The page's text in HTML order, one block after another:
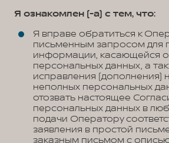
Я ознакомлен (-а) с тем, что:
Я вправе обратиться к
письменным запросом для
информации, касающейся
персональных данных, а
исправления (дополнения)
неполных персональных
отозвать настоящее
персональных данных в
подачи Оператору
заявления в простой
заказным письмом с